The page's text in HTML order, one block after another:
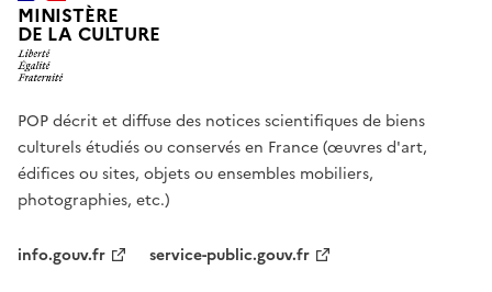
MINISTÈRE
DE LA CULTURE
POP décrit et diffuse des notices scientifiques de biens
culturels étudiés ou conservés en France (œuvres d'art,
édifices ou sites, objets ou ensembles mobiliers,
photographies, etc.)
info.gouv.fr
service-public.gouv.fr